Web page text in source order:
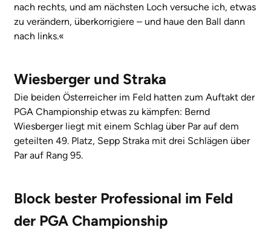
nach rechts, und am nächsten Loch versuche ich, etwas
zu verändern, überkorrigiere – und haue den Ball dann
nach links.«
Wiesberger und Straka
Die beiden Österreicher im Feld hatten zum Auftakt der
PGA Championship etwas zu kämpfen: Bernd
Wiesberger liegt mit einem Schlag über Par auf dem
geteilten 49. Platz, Sepp Straka mit drei Schlägen über
Par auf Rang 95.
Block bester Professional im Feld
der PGA Championship